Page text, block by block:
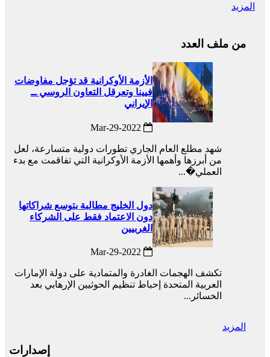
المزيد
من ملف العدد
الأزمة الأوكرانية قد تؤجل مفاوضات
فيينا وتعرقل التعاون الروسي ــ
الإيراني
شهد مطلع العام الجاري تطورات دولية متسارعة، لعل
من أبرزها وأهمها الأزمة الأوكرانية التي تفاقمت مع بدء
العملي�...
دول الخليج مطالبة بتوسع شراكاتها
دون الاعتماد فقط على الشركاء
الغربيين
تكشف الهجمات الغادرة والمتمادية على دولة الإمارات
العربية المتحدة إحباط تنظيم الحوثيين الإرهابي بعد
الخسائر...
المزيد
إصدارات